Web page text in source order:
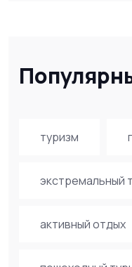
туризм
экстремальный
активный отдых